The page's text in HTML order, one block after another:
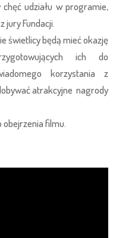
udziału w programie,
jury Fundacji.
świetlicy będą mieć okazję
ich do
korzystania z
atrakcyjne nagrody
filmu.